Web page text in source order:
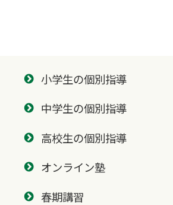
小学生の個別指導
中学生の個別指導
高校生の個別指導
オンライン塾
春期講習